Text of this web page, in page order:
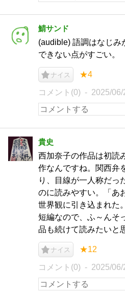
鯖サンド
(audible) 語調はなじみ
できない点がすごい。
ナイス ★4
コメント(0) 2025/06/
貴史
西加奈子の作品は初読
作なんですね。関西弁
り、目線が一人称だっ
のに読みやすい。「あ
世界観に引き込まれた
短編なので、ふ～んそ
品も続けて読みたいと
ナイス ★12
コメント(0) 2025/06/